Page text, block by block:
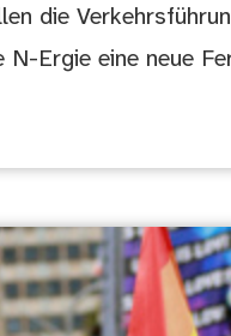
die
Ergie eine neue